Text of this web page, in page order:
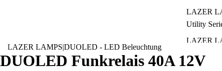
LAZER
Utility
LAZER
LAZER LAMPS|DUOLED - LED Beleuchtung
DUOLED Funkrelais 40A 12V